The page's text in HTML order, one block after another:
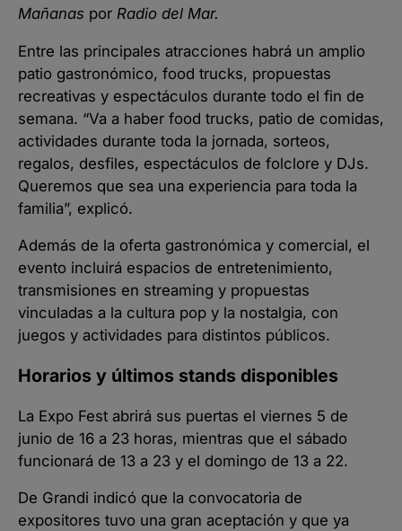
Mañanas por Radio del Mar.
Entre las principales atracciones habrá un amplio
patio gastronómico, food trucks, propuestas
recreativas y espectáculos durante todo el fin de
semana. “Va a haber food trucks, patio de comidas,
actividades durante toda la jornada, sorteos,
regalos, desfiles, espectáculos de folclore y DJs.
Queremos que sea una experiencia para toda la
familia”, explicó.
Además de la oferta gastronómica y comercial, el
evento incluirá espacios de entretenimiento,
transmisiones en streaming y propuestas
vinculadas a la cultura pop y la nostalgia, con
juegos y actividades para distintos públicos.
Horarios y últimos stands disponibles
La Expo Fest abrirá sus puertas el viernes 5 de
junio de 16 a 23 horas, mientras que el sábado
funcionará de 13 a 23 y el domingo de 13 a 22.
De Grandi indicó que la convocatoria de
expositores tuvo una gran aceptación y que ya